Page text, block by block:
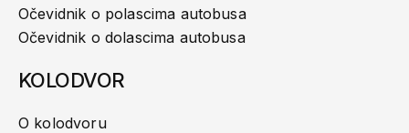
Očevidnik o polascima autobusa
Očevidnik o dolascima autobusa
KOLODVOR
O kolodvoru